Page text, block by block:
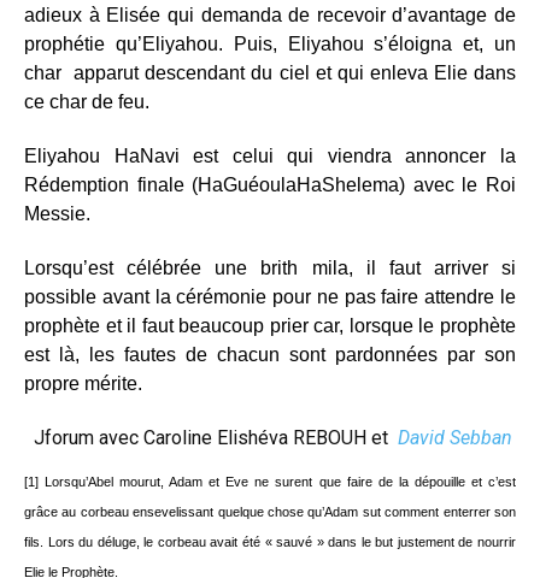
adieux à Elisée qui demanda de recevoir d’avantage de
prophétie qu’Eliyahou. Puis, Eliyahou s’éloigna et, un
char apparut descendant du ciel et qui enleva Elie dans
ce char de feu.
Eliyahou HaNavi est celui qui viendra annoncer la
Rédemption finale (HaGuéoulaHaShelema) avec le Roi
Messie.
Lorsqu’est célébrée une brith mila, il faut arriver si
possible avant la cérémonie pour ne pas faire attendre le
prophète et il faut beaucoup prier car, lorsque le prophète
est là, les fautes de chacun sont pardonnées par son
propre mérite.
Jforum avec Caroline Elishéva REBOUH et David Sebban
[1] Lorsqu’Abel mourut, Adam et Eve ne surent que faire de la dépouille et c’est
grâce au corbeau ensevelissant quelque chose qu’Adam sut comment enterrer son
fils. Lors du déluge, le corbeau avait été « sauvé » dans le but justement de nourrir
Elie le Prophète.